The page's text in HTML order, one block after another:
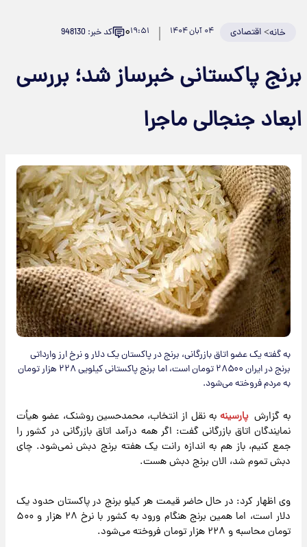
خانه>اقتصادی ۰۴ آبان ۱۴۰۴ ۱۹:۵۱۰ کد خبر: 948130
برنج پاکستانی خبرساز شد؛ بررسی
ابعاد جنجالی ماجرا
به گفته یک عضو اتاق بازرگانی، برنج در پاکستان یک دلار و نرخ ارز وارداتی
برنج در ایران ۲۸۵۰۰ تومان است، اما برنج پاکستانی کیلویی ۲۲۸ هزار تومان
به مردم فروخته می‌شود.
به گزارش پارسینه به نقل از انتخاب، محمدحسین روشنک، عضو هیأت
نمایندگان اتاق بازرگانی گفت: اگر همه درآمد اتاق بازرگانی در کشور را
جمع کنیم، باز هم به اندازه رانت یک هفته برنج دبش نمی‌شود. چای
دبش تموم شد، الان برنج دبش هست.
وی اظهار کرد: در حال حاضر قیمت هر کیلو برنج در پاکستان حدود یک
دلار است، اما همین برنج هنگام ورود به کشور با نرخ ۲۸ هزار و ۵۰۰
تومان محاسبه و ۲۲۸ هزار تومان فروخته می‌شود.